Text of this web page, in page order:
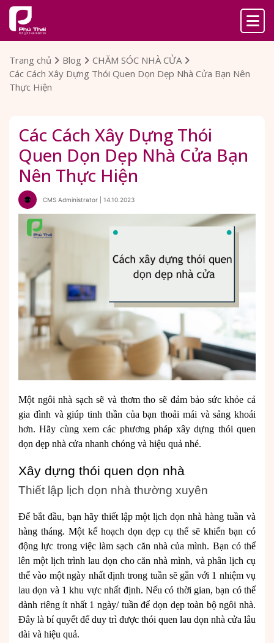
Trang chủ Blog
CHĂM SÓC NHÀ CỬA
Các Cách Xây Dựng Thói Quen Dọn Dẹp Nhà Cửa Bạn Nên
Thực Hiện
Các Cách Xây Dựng Thói
Quen Dọn Dẹp Nhà Cửa Bạn
Nên Thực Hiện
CMS Administrator | 14.10.2023
Một ngôi nhà sạch sẽ và thơm tho sẽ đảm bảo sức khỏe cả
gia đình và giúp tinh thần của bạn thoải mái và sảng khoái
hơn. Hãy cùng xem các phương pháp xây dựng thói quen
dọn dẹp nhà cửa nhanh chóng và hiệu quả nhé.
Xây dựng thói quen dọn nhà
Thiết lập lịch dọn nhà thường xuyên
Để bắt đầu, bạn hãy thiết lập một lịch dọn nhà hàng tuần và
hàng tháng. Một kế hoạch dọn dẹp cụ thể sẽ khiến bạn có
động lực trong việc làm sạch căn nhà của mình. Bạn có thể
lên một lịch trình lau dọn cho căn nhà mình, và phân lịch cụ
thể vào một ngày nhất định trong tuần sẽ gắn với 1 nhiệm vụ
lau dọn và 1 khu vực nhất định. Nếu có thời gian, bạn có thể
dành riêng ít nhất 1 ngày/ tuần để dọn dẹp toàn bộ ngôi nhà.
Đây là bí quyết để duy trì được thói quen lau dọn nhà cửa lâu
dài và hiệu quả.